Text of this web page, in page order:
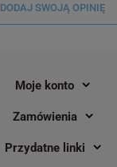
DODAJ SWOJĄ OPINIĘ
Moje konto
Zamówienia
Przydatne linki